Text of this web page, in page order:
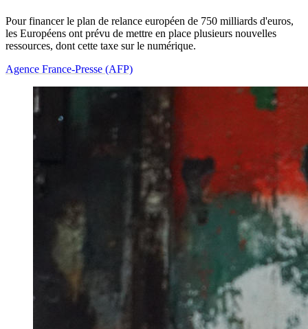
Pour financer le plan de relance européen de 750 milliards d'euros,
les Européens ont prévu de mettre en place plusieurs nouvelles
ressources, dont cette taxe sur le numérique.
Agence France-Presse (AFP)